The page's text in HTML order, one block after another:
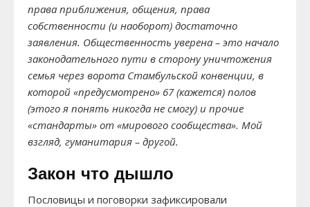
права приближения, общения, права
собственности (и наоборот) достаточно
заявления. Общественность уверена – это начало
законодательного пути в сторону уничтожения
семья через ворота Стамбульской конвенции, в
которой «предусмотрено» 67 (кажется) полов
(этого я понять никогда не смогу) и прочие
«стандарты» от «мирового сообщества». Мой
взгляд, гуманитария – другой.
Закон что дышло
Пословицы и поговорки зафиксировали